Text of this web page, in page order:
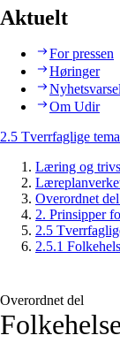
Aktuelt
For pressen
Høringer
Nyhetsvarsel
Om Udir
2.5 Tverrfaglige
Læring og
Overordnet
2. Prinsipper
2.5
2.5.1
Overordnet del